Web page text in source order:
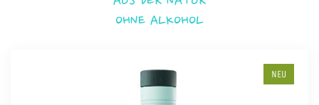
OHNE ALKOHOL
NEU